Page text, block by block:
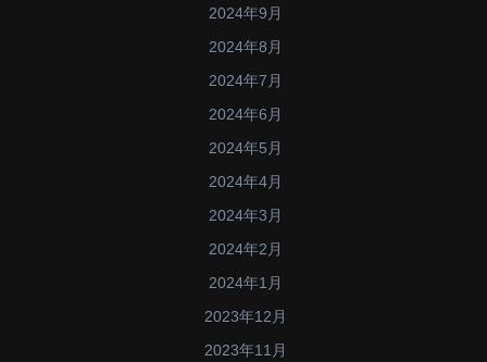
2024年9月
2024年8月
2024年7月
2024年6月
2024年5月
2024年4月
2024年3月
2024年2月
2024年1月
2023年12月
2023年11月